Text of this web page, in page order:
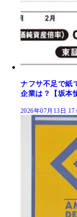
ナフサ不足で紙
企業は？【坂本
2026年07月13日